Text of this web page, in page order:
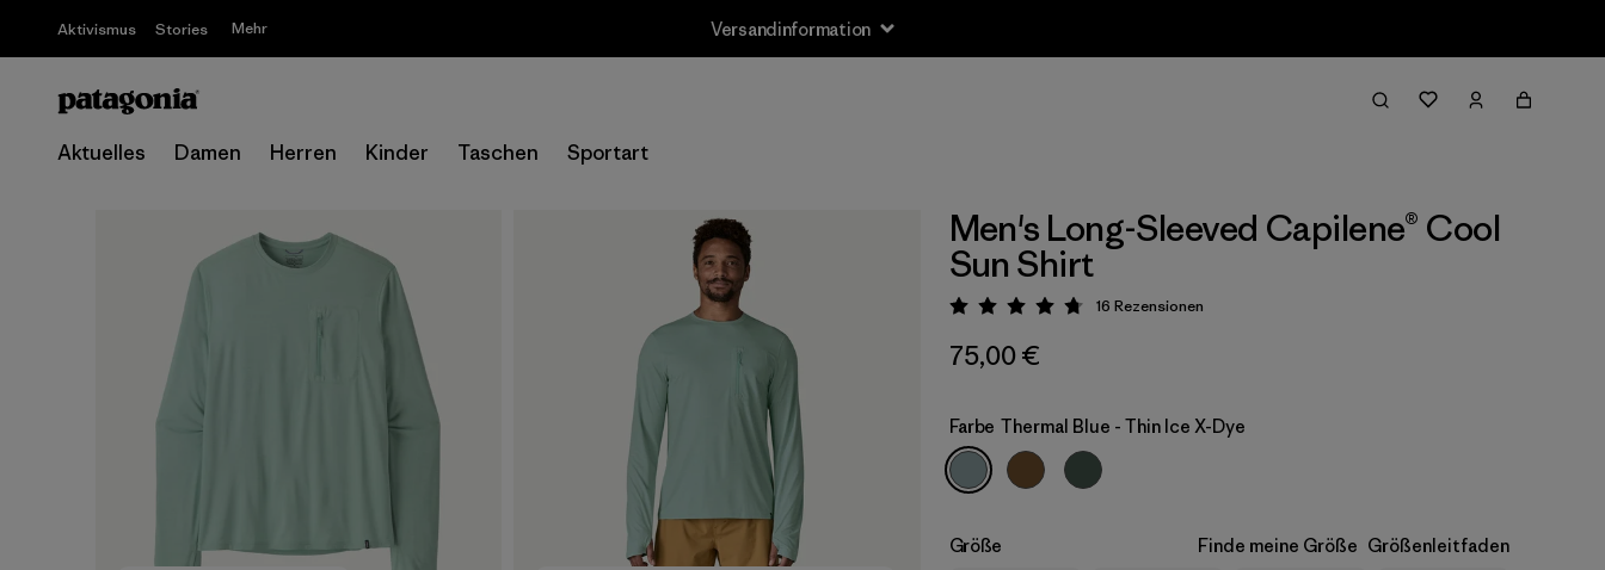
Aktivismus Stories Mehr Versandinformation
Aktuelles Damen Herren Kinder Taschen Sportart
Men's Long-Sleeved Capilene® Cool
Sun Shirt
Bewertung: 4.8 / 5
16 Rezensionen
75,00 €
Farbe Thermal Blue - Thin Ice X-Dye
Größe Finde meine Größe Größenleitfaden